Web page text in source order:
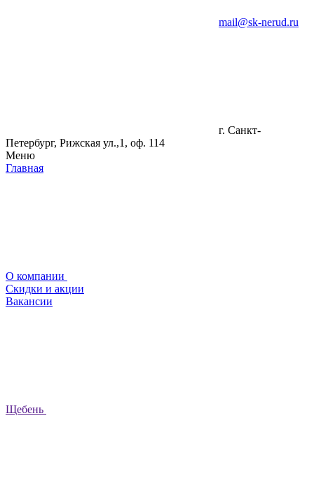
mail@sk-nerud.ru
г. Санкт-
Петербург, Рижская ул.,1, оф. 114
Меню
Главная
О компании
Скидки и акции
Вакансии
Щебень